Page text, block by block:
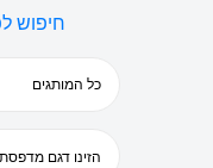
חיפוש